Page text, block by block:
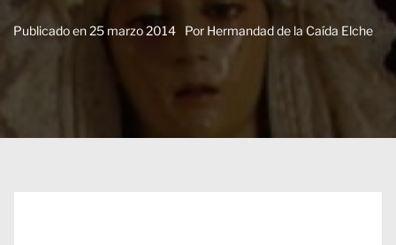
Publicado en25 marzo 2014 Por Hermandad de la Caída Elche